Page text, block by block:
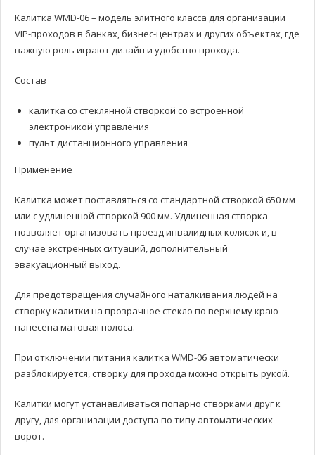
Калитка WMD-06 – модель элитного класса для организации
VIP-проходов в банках, бизнес-центрах и других объектах, где
важную роль играют дизайн и удобство прохода.
Состав
калитка со стеклянной створкой со встроенной
электроникой управления
пульт дистанционного управления
Применение
Калитка может поставляться со стандартной створкой 650 мм
или с удлиненной створкой 900 мм. Удлиненная створка
позволяет организовать проезд инвалидных колясок и, в
случае экстренных ситуаций, дополнительный
эвакуационный выход.
Для предотвращения случайного наталкивания людей на
створку калитки на прозрачное стекло по верхнему краю
нанесена матовая полоса.
При отключении питания калитка WMD-06 автоматически
разблокируется, створку для прохода можно открыть рукой.
Калитки могут устанавливаться попарно створками друг к
другу, для организации доступа по типу автоматических
ворот.